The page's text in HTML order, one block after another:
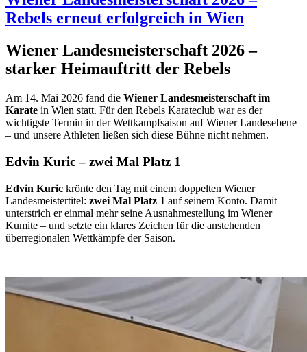
Rebels erneut erfolgreich in Wien
Wiener Landesmeisterschaft 2026 –
starker Heimauftritt der Rebels
Am 14. Mai 2026 fand die Wiener Landesmeisterschaft im
Karate in Wien statt. Für den Rebels Karateclub war es der
wichtigste Termin in der Wettkampfsaison auf Wiener Landesebene
– und unsere Athleten ließen sich diese Bühne nicht nehmen.
Edvin Kuric – zwei Mal Platz 1
Edvin Kuric krönte den Tag mit einem doppelten Wiener
Landesmeistertitel: zwei Mal Platz 1 auf seinem Konto. Damit
unterstrich er einmal mehr seine Ausnahmestellung im Wiener
Kumite – und setzte ein klares Zeichen für die anstehenden
überregionalen Wettkämpfe der Saison.